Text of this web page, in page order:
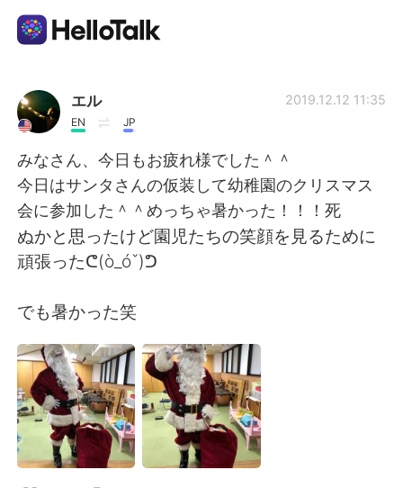
Aplikasi Pertukaran Bahasa
AI Grammar Checker
Indonesia
English
繁體中文
العربية Français
Deutsch 日本語
한국어 Русский
エル
EN JP
2019.12.12 11:35
みなさん、今日もお疲れ様でした＾＾
今日はサンタさんの仮装して幼稚園のクリスマス
会に参加した＾＾めっちゃ暑かった！！！死
ぬかと思ったけど園児たちの笑顔を見るために
頑張ったᕦ(ò_óˇ)ᕤ
でも暑かった笑